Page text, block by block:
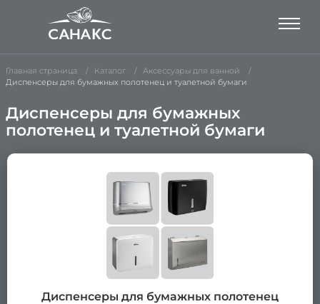
Главная страница Каталог
Аксессуары для ванной
Диспенсеры для бумажных полотенец и туалетной бумаги
Диспенсеры для бумажных
полотенец и туалетной бумаги
Диспенсеры для бумажных полотенец